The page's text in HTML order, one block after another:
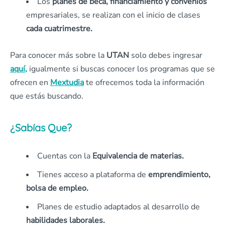
empresariales, se realizan con el inicio de clases
cada cuatrimestre.
Para conocer más sobre la UTAN solo debes ingresar
aquí, igualmente si buscas conocer los programas que se
ofrecen en Mextudiate ofrecemos toda la información
que estás buscando.
¿Sabías Que?
Cuentas con la Equivalencia de materias.
Tienes acceso a plataforma de emprendimiento,
bolsa de empleo.
Planes de estudio adaptados al desarrollo de
habilidades laborales.